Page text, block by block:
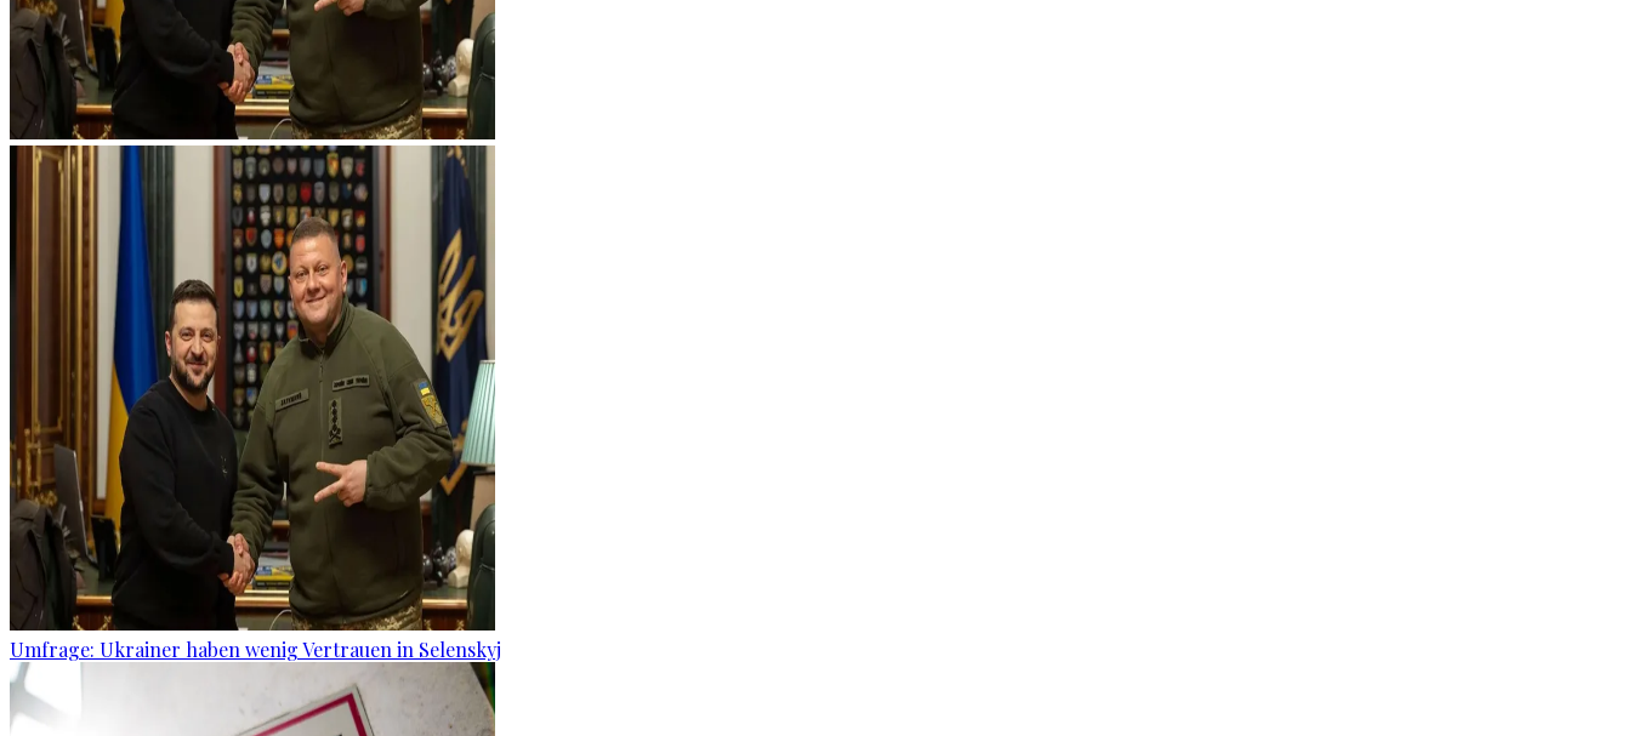
Umfrage: Ukrainer haben wenig Vertrauen in Selenskyj